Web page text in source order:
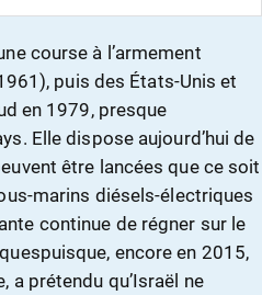
course à l’armement
puis des États-Unis et
en 1979, presque
Elle dispose aujourd’hui de
être lancées que ce soit
marins diésels-électriques
continue de régner sur le
encore en 2015,
a prétendu qu’Israël ne